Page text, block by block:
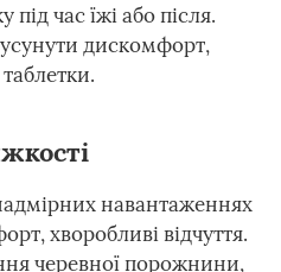
час їжі або після.
дискомфорт,
навантаженнях
хворобливі відчуття.
черевної порожнини,